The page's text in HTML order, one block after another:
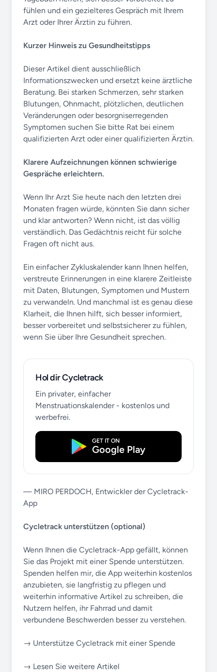
fühlen und ein gezielteres Gespräch mit Ihrem
Arzt oder Ihrer Ärztin zu führen.
Kurzer Hinweis zu Gesundheitstipps
Dieser Artikel dient ausschließlich
Informationszwecken und ersetzt keine ärztliche
Beratung. Bei starken Schmerzen, sehr starken
Blutungen, Ohnmacht, plötzlichen, deutlichen
Veränderungen oder besorgniserregenden
Symptomen suchen Sie bitte Rat bei einem
qualifizierten Arzt oder einer qualifizierten Ärztin.
Klarere Aufzeichnungen können schwierige
Gespräche erleichtern.
Wenn Ihr Arzt Sie heute nach den letzten drei
Monaten fragen würde, könnten Sie dann sicher
und klar antworten? Wenn nicht, ist das völlig
verständlich. Das Gedächtnis reicht für solche
Fragen oft nicht aus.
Ein einfacher Zykluskalender kann Ihnen helfen,
verstreute Erinnerungen in eine klarere Zeitleiste
mit Daten, Blutungen, Symptomen und Mustern
zu verwandeln. Und manchmal ist es genau diese
Klarheit, die Ihnen hilft, sich besser informiert,
besser vorbereitet und selbstsicherer zu fühlen,
wenn Sie über Ihre Gesundheit sprechen.
Hol dir Cycletrack
Ein privater, einfacher
Menstruationskalender - kostenlos und
werbefrei.
GET IT ON
Google Play
— MIRO PERDOCH, Entwickler der Cycletrack-
App
Cycletrack unterstützen (optional)
Wenn Ihnen die Cycletrack-App gefällt, können
Sie das Projekt mit einer Spende unterstützen.
Spenden helfen mir, die App weiterhin kostenlos
anzubieten, sie langfristig zu pflegen und
weiterhin informative Artikel zu schreiben, die
Nutzern helfen, ihr Fahrrad und damit
verbundene Beschwerden besser zu verstehen.
→ Unterstütze Cycletrack mit einer Spende
→ Lesen Sie weitere Artikel